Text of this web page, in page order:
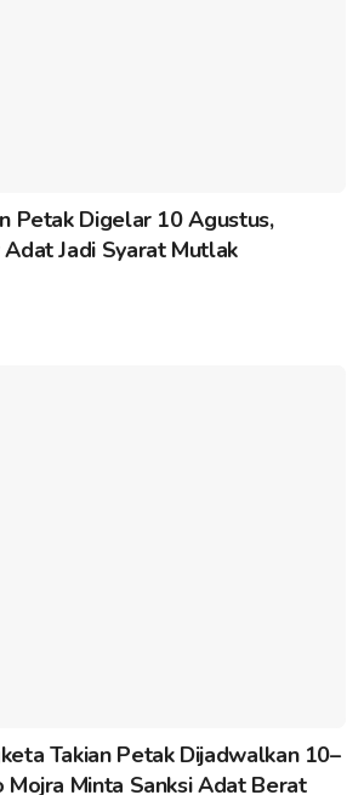
Petak Digelar 10 Agustus,
Jadi Syarat Mutlak
Takian Petak Dijadwalkan 10–
Mojra Minta Sanksi Adat Berat